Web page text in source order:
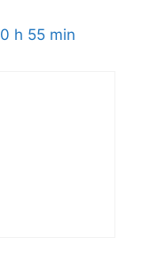
h 55 min